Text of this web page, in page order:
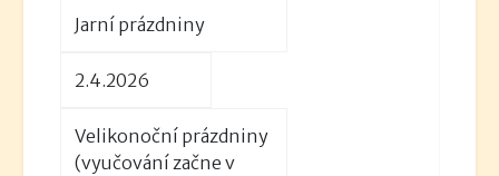
Jarní prázdniny
2.4.2026
Velikonoční prázdniny
(vyučování začne v